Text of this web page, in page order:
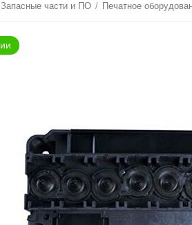
Запасные части и ПО / Печатное